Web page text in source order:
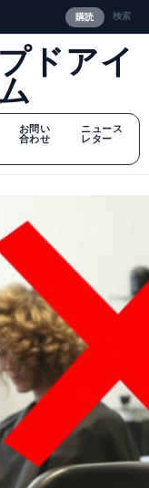
購読 検索
ドアイ
お問い
合わせ
ニュース
レター